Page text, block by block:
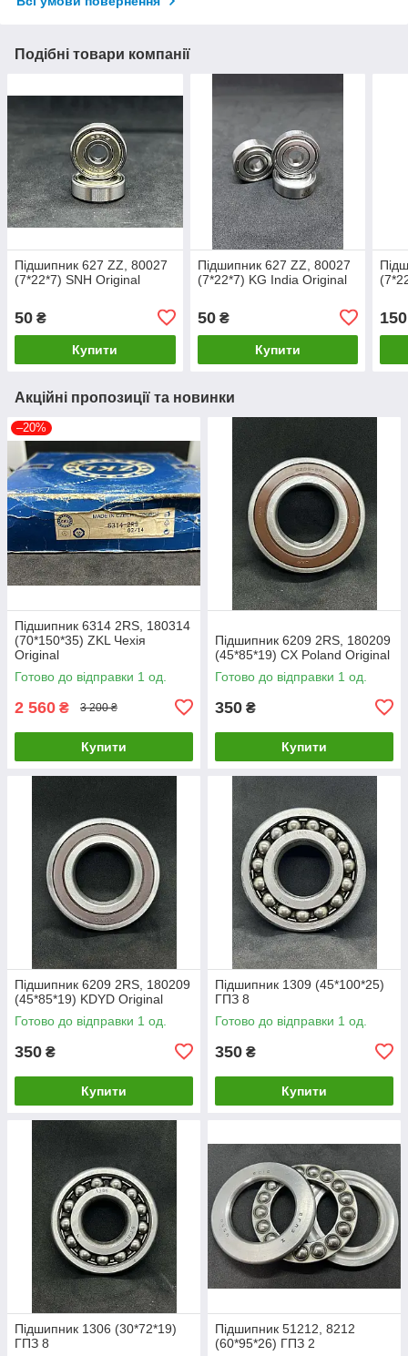
Подібні товари компанії
Підшипник 627 ZZ, 80027
(7*22*7) SNH Original
50 ₴
Купити
Підшипник 627 ZZ, 80027
(7*22*7) KG India Original
50₴
Купити
150
Акційні пропозиції та новинки
–20%
Підшипник 6314 2RS, 180314
(70*150*35) ZKL Чехія
Original
Готово до відправки 1 од.
2 560 ₴ 3 200 ₴
Купити
Підшипник 6209 2RS, 180209
(45*85*19) CX Poland Original
Готово до відправки 1 од.
350 ₴
Купити
Підшипник 6209 2RS, 180209
(45*85*19) KDYD Original
Готово до відправки 1 од.
350 ₴
Купити
Підшипник 1309 (45*100*25)
ГПЗ 8
Готово до відправки 1 од.
350 ₴
Купити
Підшипник 1306 (30*72*19)
ГПЗ 8
Підшипник 51212, 8212
(60*95*26) ГПЗ 2